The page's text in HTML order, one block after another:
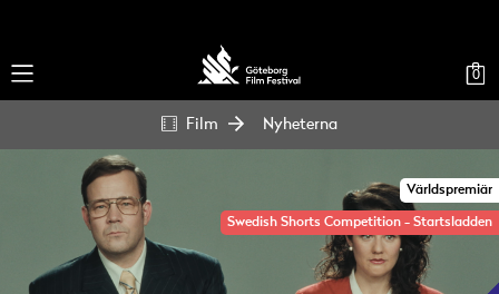
0
Film Nyheterna
Världspremiär
Swedish Shorts Competition - Startsladden